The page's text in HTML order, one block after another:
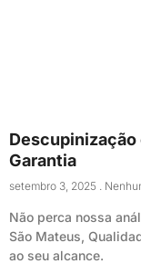
Descupinização
Garantia
setembro 3, 2025
Não perca nossa
São Mateus,
ao seu alcance.